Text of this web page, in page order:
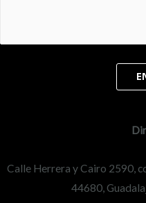
Calle Herrera y Cairo 2590,
44680,